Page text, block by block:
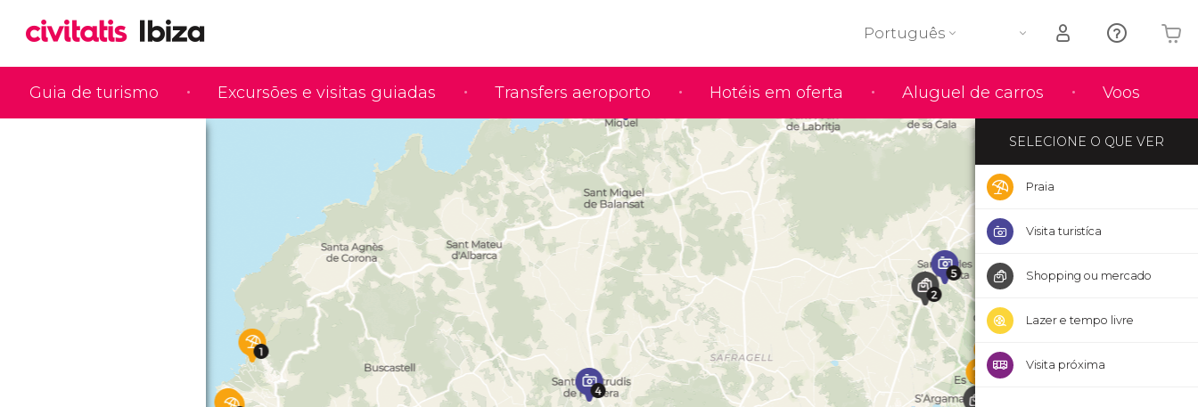
Guia de turismo Excursões e visitas guiadas Transfers aeroporto Hotéis em oferta Aluguel de carros Voos
Português
SELECIONE O QUE VER
Praia
Visita turistíca
Shopping ou mercado
Lazer e tempo livre
Visita próxima